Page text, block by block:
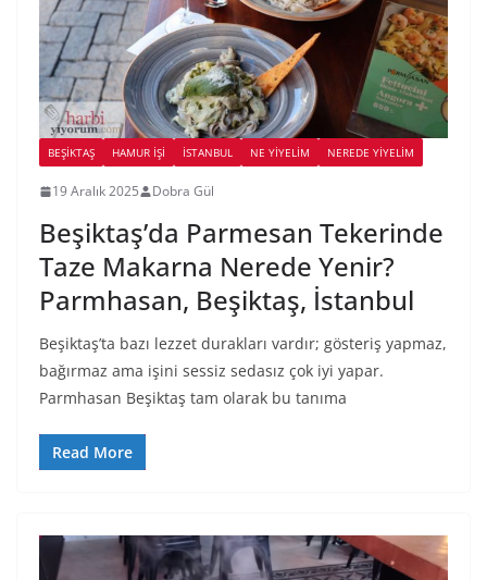
BEŞIKTAŞ HAMUR İŞI İSTANBUL NE YİYELİM NEREDE YİYELİM
19 Aralık 2025 Dobra Gül
Beşiktaş’da Parmesan Tekerinde
Taze Makarna Nerede Yenir?
Parmhasan, Beşiktaş, İstanbul
Beşiktaş’ta bazı lezzet durakları vardır; gösteriş yapmaz,
bağırmaz ama işini sessiz sedasız çok iyi yapar.
Parmhasan Beşiktaş tam olarak bu tanıma
Read More